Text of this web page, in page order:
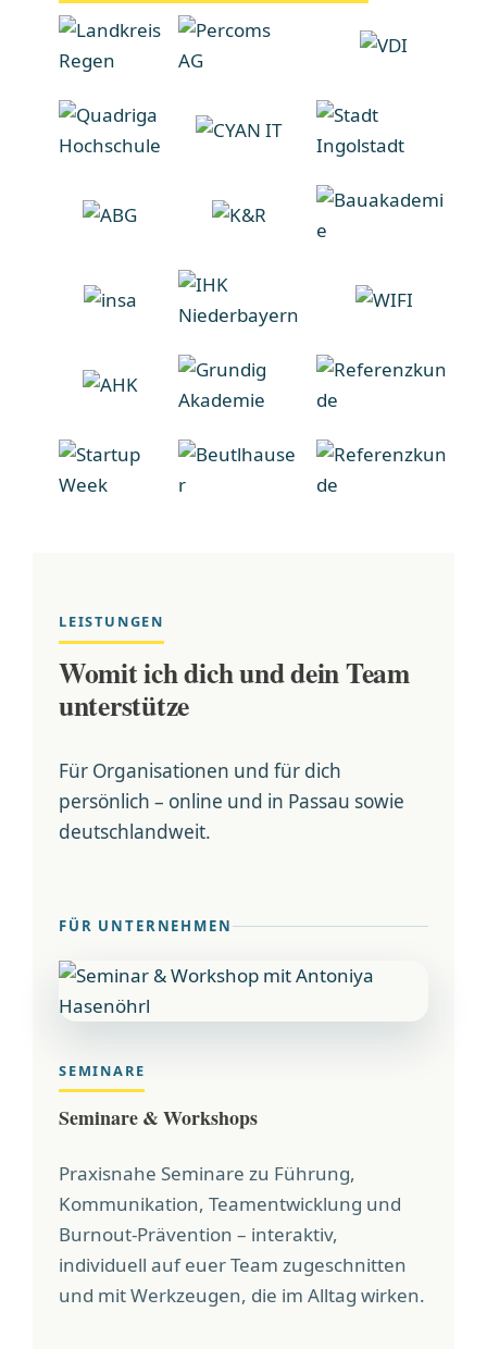
LEISTUNGEN
Womit ich dich und dein Team
unterstütze
Für Organisationen und für dich
persönlich – online und in Passau sowie
deutschlandweit.
FÜR UNTERNEHMEN
SEMINARE
Seminare & Workshops
Praxisnahe Seminare zu Führung,
Kommunikation, Teamentwicklung und
Burnout-Prävention – interaktiv,
individuell auf euer Team zugeschnitten
und mit Werkzeugen, die im Alltag wirken.